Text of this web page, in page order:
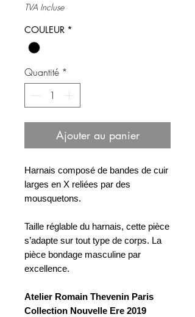
TVA Incluse
COULEUR *
Quantité *
Ajouter au panier
Harnais composé de bandes de cuir
larges en X reliées par des
mousquetons.
Taille réglable du harnais, cette pièce
s’adapte sur tout type de corps. La
pièce bondage masculine par
excellence.
Atelier Romain Thevenin Paris
Collection Nouvelle Ere 2019